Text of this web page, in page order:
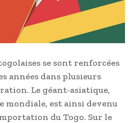
se sont renforcées
années dans plusieurs
Le géant-asiatique,
mondiale, est ainsi devenu
du Togo. Sur le